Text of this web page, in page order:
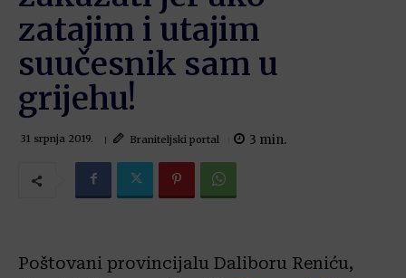
zatajim i utajim
suučesnik sam u
grijehu!
31 srpnja 2019. Braniteljski portal 3 min.
Poštovani provincijalu Daliboru Reniću,